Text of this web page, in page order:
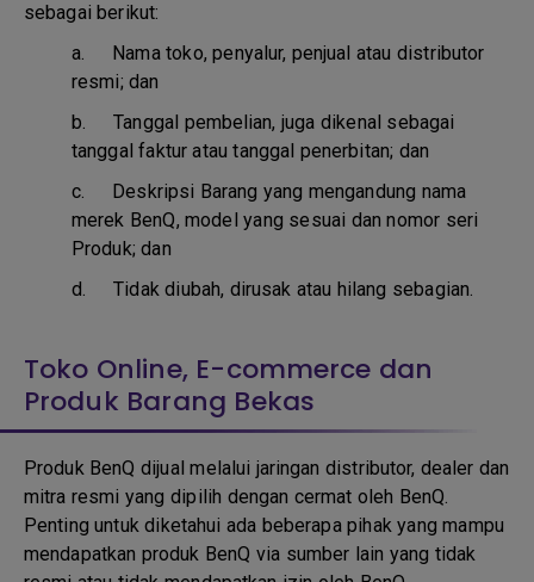
sebagai berikut:
a. Nama toko, penyalur, penjual atau distributor
resmi; dan
b. Tanggal pembelian, juga dikenal sebagai
tanggal faktur atau tanggal penerbitan; dan
c. Deskripsi Barang yang mengandung nama
merek BenQ, model yang sesuai dan nomor seri
Produk; dan
d.Tidak diubah, dirusak atau hilang sebagian.
Toko Online, E-commerce dan
Produk Barang Bekas
Produk BenQ dijual melalui jaringan distributor, dealer dan
mitra resmi yang dipilih dengan cermat oleh BenQ.
Penting untuk diketahui ada beberapa pihak yang mampu
mendapatkan produk BenQ via sumber lain yang tidak